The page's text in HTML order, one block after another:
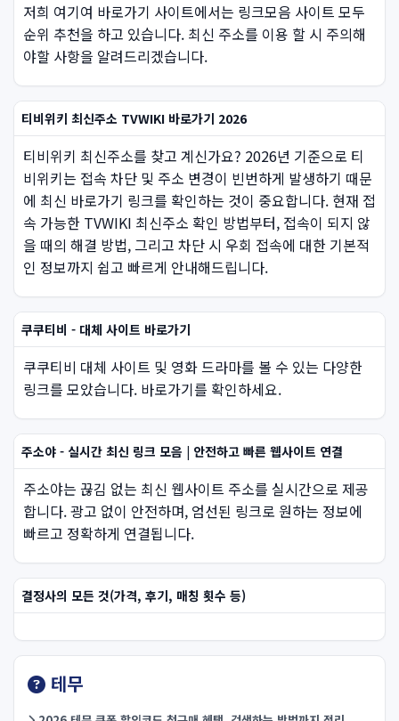
저희 여기여 바로가기 사이트에서는 링크모음 사이트 모두
순위 추천을 하고 있습니다. 최신 주소를 이용 할 시 주의해
야할 사항을 알려드리겠습니다.
티비위키 최신주소 TVWIKI 바로가기 2026
티비위키 최신주소를 찾고 계신가요? 2026년 기준으로 티
비위키는 접속 차단 및 주소 변경이 빈번하게 발생하기 때문
에 최신 바로가기 링크를 확인하는 것이 중요합니다. 현재 접
속 가능한 TVWIKI 최신주소 확인 방법부터, 접속이 되지 않
을 때의 해결 방법, 그리고 차단 시 우회 접속에 대한 기본적
인 정보까지 쉽고 빠르게 안내해드립니다.
쿠쿠티비 - 대체 사이트 바로가기
쿠쿠티비 대체 사이트 및 영화 드라마를 볼 수 있는 다양한
링크를 모았습니다. 바로가기를 확인하세요.
주소야 - 실시간 최신 링크 모음 | 안전하고 빠른 웹사이트 연결
주소야는 끊김 없는 최신 웹사이트 주소를 실시간으로 제공
합니다. 광고 없이 안전하며, 엄선된 링크로 원하는 정보에
빠르고 정확하게 연결됩니다.
결정사의 모든 것(가격, 후기, 매칭 횟수 등)
테무